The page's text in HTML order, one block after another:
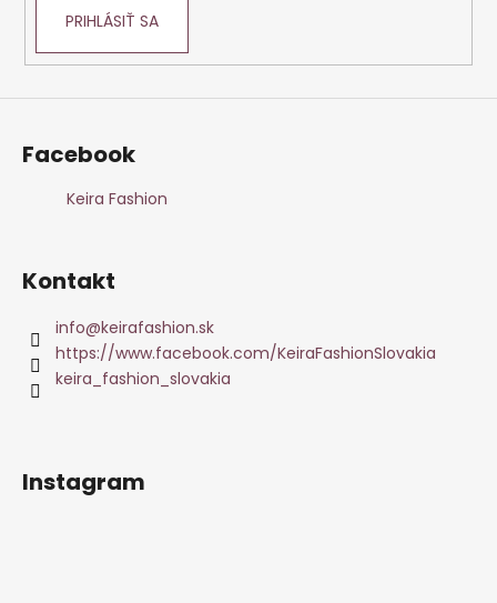
s
PRIHLÁSIŤ SA
Facebook
Keira Fashion
Kontakt
info@keirafashion.sk
https://www.facebook.com/KeiraFashionSlovakia
keira_fashion_slovakia
Instagram